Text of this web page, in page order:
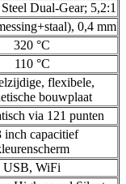
Dual-Gear; 5,2:1
0,4 mm
320 °C
110 °C
flexibele,
bouwplaat
via 121 punten
inch capacitief
USB, WiFi